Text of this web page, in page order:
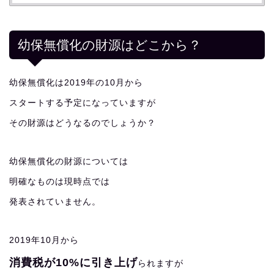
幼保無償化の財源はどこから？
幼保無償化は2019年の10月から
スタートする予定になっていますが
その財源はどうなるのでしょうか？
幼保無償化の財源については
明確なものは現時点では
発表されていません。
2019年10月から
消費税が10%に引き上げられますが